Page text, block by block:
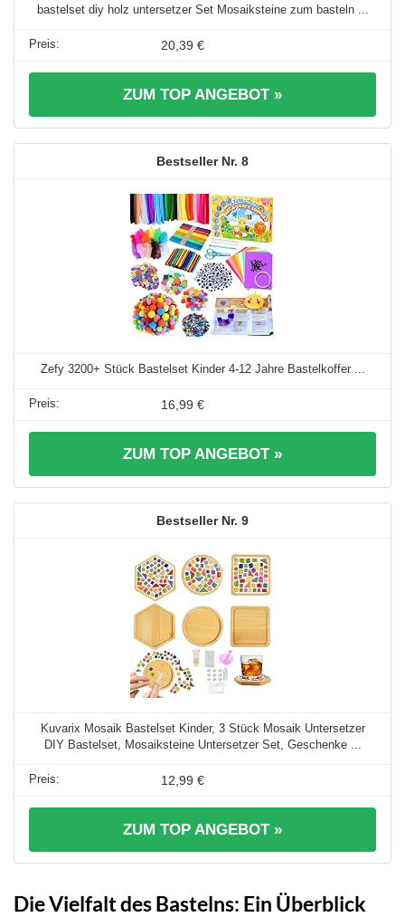
bastelset diy holz untersetzer Set Mosaiksteine zum basteln ...
20,39 €
ZUM TOP ANGEBOT »
8
Zefy 3200+ Stück Bastelset Kinder 4-12 Jahre Bastelkoffer ...
16,99 €
ZUM TOP ANGEBOT »
9
Kuvarix Mosaik Bastelset Kinder, 3 Stück Mosaik Untersetzer
DIY Bastelset, Mosaiksteine Untersetzer Set, Geschenke ...
12,99 €
ZUM TOP ANGEBOT »
Die Vielfalt des Bastelns: Ein Überblick